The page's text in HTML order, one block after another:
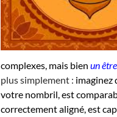
complexes, mais bien un
plus simplement : imaginez
votre nombril, est
correctement aligné, est